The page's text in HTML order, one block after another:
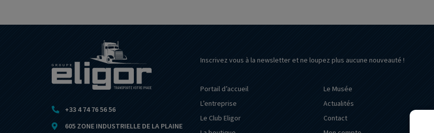
+33 4 74 76 56 56
605 ZONE INDUSTRIELLE DE LA PLAINE
Inscrivez vous à la newsletter et ne loupez plus aucune nouveauté !
Portail d’accueil
L’entreprise
Le Club Eligor
Le Musée
Actualités
Contact